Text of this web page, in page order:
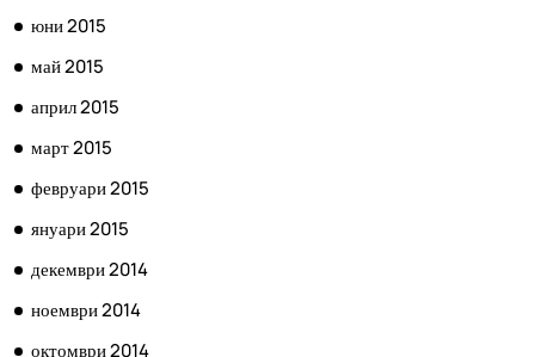
юни 2015
май 2015
април 2015
март 2015
февруари 2015
януари 2015
декември 2014
ноември 2014
октомври 2014